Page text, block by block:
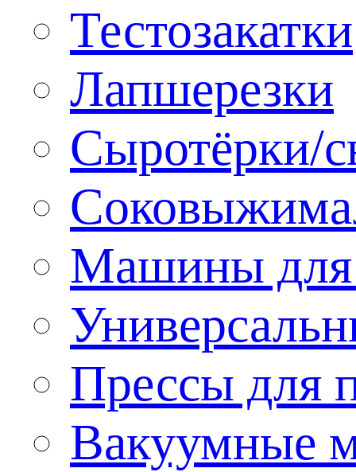
Тестозакатки
Лапшерезки
Сыротёрки/
Машины для
Прессы для
Вакуумные